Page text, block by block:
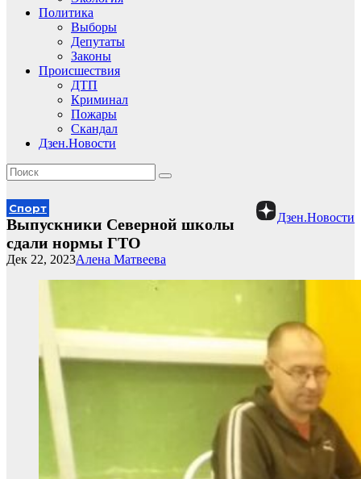
Политика
Выборы
Депутаты
Законы
Происшествия
ДТП
Криминал
Пожары
Скандал
Дзен.Новости
Дзен.Новости
Спорт
Выпускники Северной школы
сдали нормы ГТО
Алена Матвеева
Дек 22, 2023